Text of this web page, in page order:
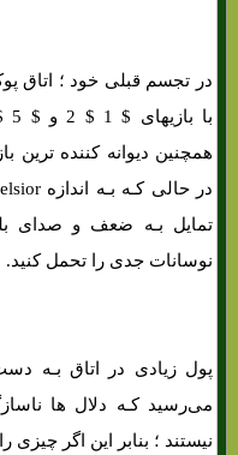
در تجسم قبلی خود ؛ اتاق
تمایل بـه ضعف و صدای
نوسانات جدی را تحمل کنید.
پول زیادی در اتاق بـه
می‌رسید کـه دلال ها
نیستند ؛ بنابر این اگر